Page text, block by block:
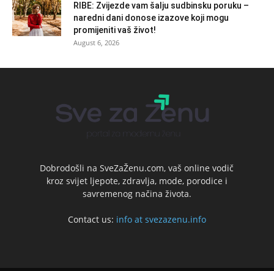
RIBE: Zvijezde vam šalju sudbinsku poruku –
naredni dani donose izazove koji mogu
promijeniti vaš život!
August 6, 2026
Dobrodošli na SveZaŽenu.com, vaš online vodič
kroz svijet ljepote, zdravlja, mode, porodice i
savremenog načina života.
Contact us: info at svezazenu.info